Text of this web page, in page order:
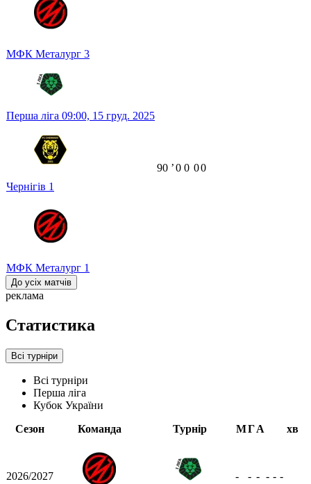
МФК Металург 3
Перша ліга 09:00, 15 груд. 2025
Чернігів 1
МФК Металург 1
90 ʼ0 0 00
До усіх матчів
реклама
Статистика
Всі турніри
Всі турніри
Перша ліга
Кубок України
Сезон
Команда Турнір МГА хв
2026/2027 - - - - - -